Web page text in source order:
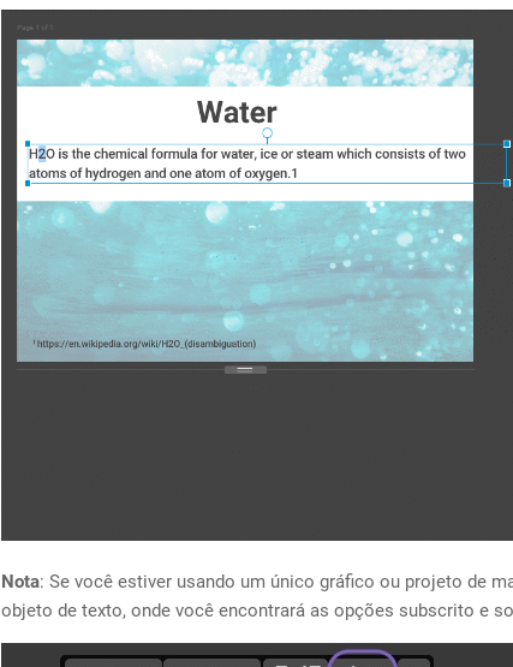
Nota: Se você estiver usando um único gráfico ou projeto de
objeto de texto, onde você encontrará as opções subscrito e